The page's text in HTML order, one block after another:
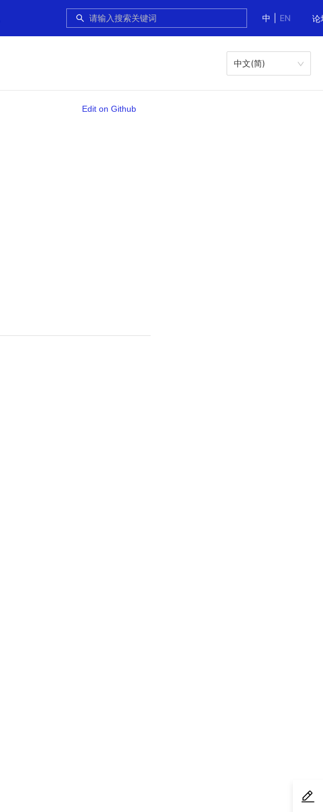
中
EN 论
中文(简)
Edit on Github